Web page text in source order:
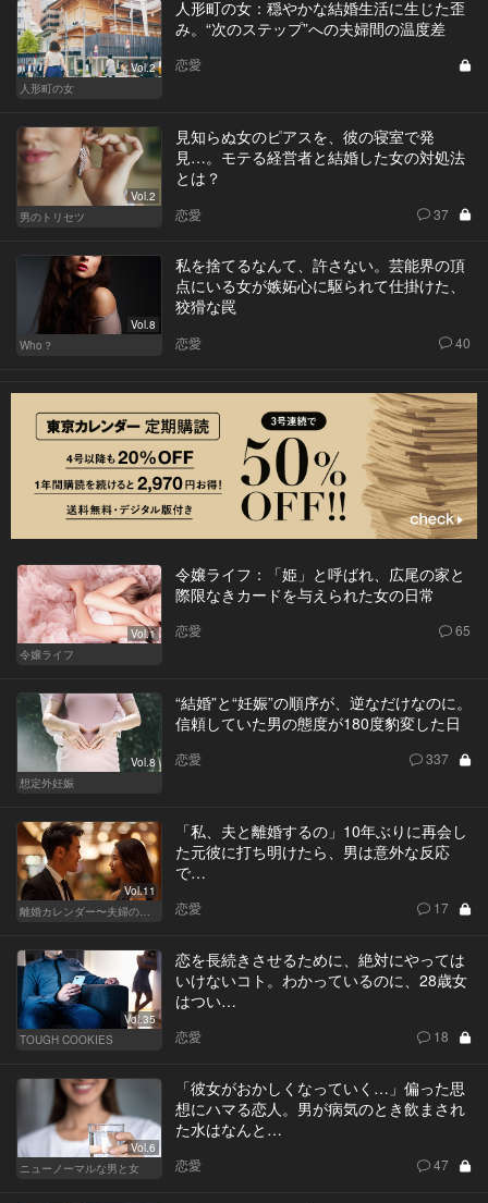
Vol.2
人形町の女
人形町の女：穏やかな結婚生活に生じた歪
み。“次のステップ”への夫婦間の温度差
恋愛
Vol.2
男のトリセツ
見知らぬ女のピアスを、彼の寝室で発
見…。モテる経営者と結婚した女の対処法
とは？
恋愛 37
Vol.8
Who？
私を捨てるなんて、許さない。芸能界の頂
点にいる女が嫉妬心に駆られて仕掛けた、
狡猾な罠
恋愛 40
Vol.1
令嬢ライフ
令嬢ライフ：「姫」と呼ばれ、広尾の家と
際限なきカードを与えられた女の日常
恋愛 65
Vol.8
想定外妊娠
“結婚”と“妊娠”の順序が、逆なだけなのに。
信頼していた男の態度が180度豹変した日
恋愛 337
Vol.11
「私、夫と離婚するの」10年ぶりに再会し
た元彼に打ち明けたら、男は意外な反応
で…
恋愛 17
Vol.35
TOUGH COOKIES
恋を長続きさせるために、絶対にやっては
いけないコト。わかっているのに、28歳女
はつい…
恋愛 18
Vol.6
ニューノーマルな男と女
「彼女がおかしくなっていく…」偏った思
想にハマる恋人。男が病気のとき飲まされ
た水はなんと…
恋愛 47